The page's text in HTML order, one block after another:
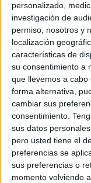
personalizado,
investigación de
permiso, nosotros y
localización
características de
su consentimiento a
que llevemos a
forma alternativa,
cambiar sus
consentimiento.
sus datos
pero usted tiene el
preferencias se
sus preferencias o
momento volviendo
Acerca de
Orientación
personal de dos
además de ser
contenidos que
cual, vuelcan la
como docentes, y
les permite.
6 COMMENTS